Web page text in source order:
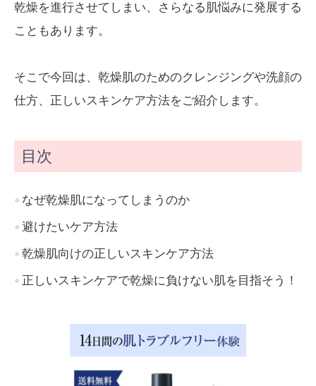
乾燥を進行させてしまい、さらなる肌悩みに発展する
こともあります。
そこで今回は、乾燥肌のためのクレンジングや洗顔の
仕方、正しいスキンケア方法をご紹介します。
目次
なぜ乾燥肌になってしまうのか
避けたいケア方法
乾燥肌向けの正しいスキンケア方法
正しいスキンケアで乾燥に負けない肌を目指そう！